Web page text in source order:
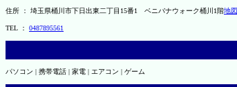
住所 ： 埼玉県桶川市下日出東二丁目15番1 ベニバナウォーク桶川1階地図
TEL ： 0487895561
パソコン | 携帯電話 | 家電 | エアコン | ゲーム